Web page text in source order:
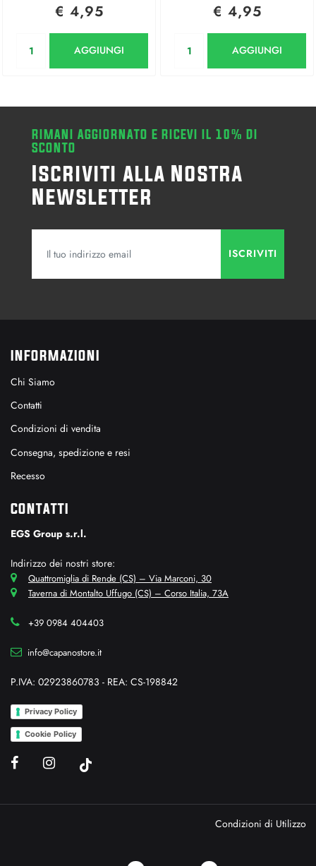
€ 4,95
AGGIUNGI
€ 4,95
AGGIUNGI
RIMANI AGGIORNATO E RICEVI IL 10% DI
SCONTO
Iscriviti alla Nostra
Newsletter
INFORMAZIONI
Chi Siamo
Contatti
Condizioni di vendita
Consegna, spedizione e resi
Recesso
CONTATTI
EGS Group s.r.l.
Indirizzo dei nostri store:
Quattromiglia di Rende (CS) – Via Marconi, 30
Taverna di Montalto Uffugo (CS) – Corso Italia, 73A
+39 0984 404403
info@capanostore.it
P.IVA: 02923860783 - REA: CS-198842
Privacy Policy
Cookie Policy
Condizioni di Utilizzo